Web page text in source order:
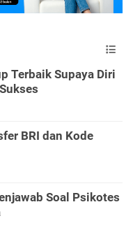
Terbaik Supaya Diri
BRI dan Kode
Soal Psikotes